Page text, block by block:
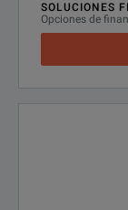
SOLUCIONES
Opciones de